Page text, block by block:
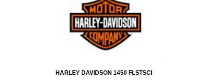
HARLEY DAVIDSON 1450 FLSTSCI